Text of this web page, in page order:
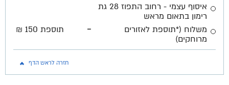
איסוף עצמי - רחוב התפוז 28 גת
רימון בתאום מראש
משלוח (*תוספת לאזורים
מרוחקים)
- תוספת 150 ₪
חזרה לראש הדף